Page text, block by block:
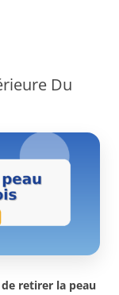
Du
retirer la peau